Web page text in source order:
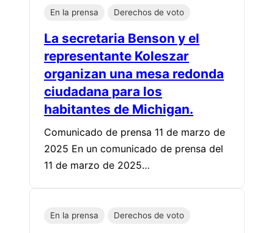
En la prensa Derechos de voto
La secretaria Benson y el
representante Koleszar
organizan una mesa redonda
ciudadana para los
habitantes de Michigan.
Comunicado de prensa 11 de marzo de
2025 En un comunicado de prensa del
11 de marzo de 2025…
En la prensa Derechos de voto